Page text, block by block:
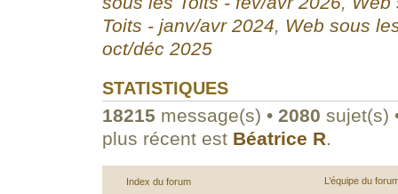
Toits - janv/avr 2024, Web sous
oct/déc 2025
STATISTIQUES
18215 message(s) • 2080 sujet(s)
plus récent est Béatrice R.
Index du forum L’équipe du